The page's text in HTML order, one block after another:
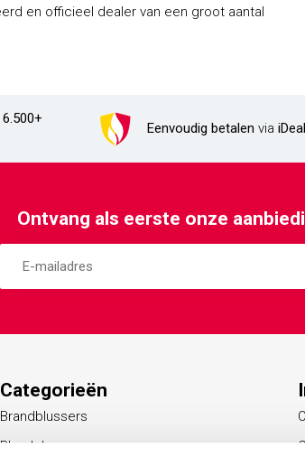
6.500+
Eenvoudig betalen via
Ontvang als eerste onze
Categorieën
Brandblussers
Blusdekens